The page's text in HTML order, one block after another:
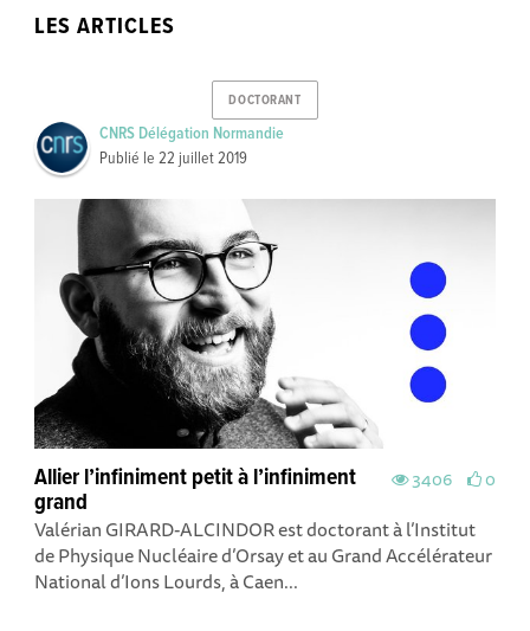
LES ARTICLES
DOCTORANT
CNRS Délégation Normandie
Publié le 22 juillet 2019
3406 0
Allier l’infiniment petit à l’infiniment
grand
Valérian GIRARD-ALCINDOR est doctorant à l’Institut
de Physique Nucléaire d’Orsay et au Grand Accélérateur
National d’Ions Lourds, à Caen...